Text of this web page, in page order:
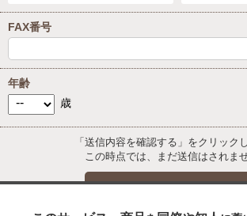
FAX番号
年齢
歳
「送信内容を確認する」をクリック
この時点では、まだ送信はされませ